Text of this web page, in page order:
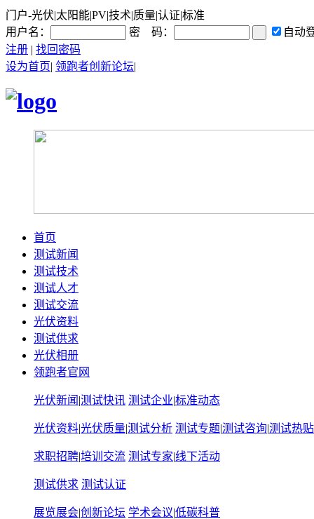
门户-光伏|太阳能|PV|技术|质量|认证|标准
用户名：
密 码：
自动
注册 | 找回密码
设为首页| 领跑者创新论坛|
首页
测试新闻
测试技术
测试人才
测试交流
光伏资料
测试供求
光伏相册
领跑者官网
光伏新闻 |测试快讯 测试企业|标准动态
光伏资料|光伏质量|测试分析 测试专题|测试咨询|测试热贴
求职招聘|培训交流 测试专家|线下活动
测试供求 测试认证
展览展会|创新论坛 学术会议|低碳科普